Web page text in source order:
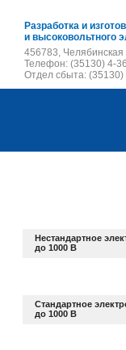
Разработка и
и высоковольтного
456783, Челябинская
Телефон: (35130) 4-
Отдел сбыта:
Нестандартное
до 1000 В
Стандартное
до 1000 В